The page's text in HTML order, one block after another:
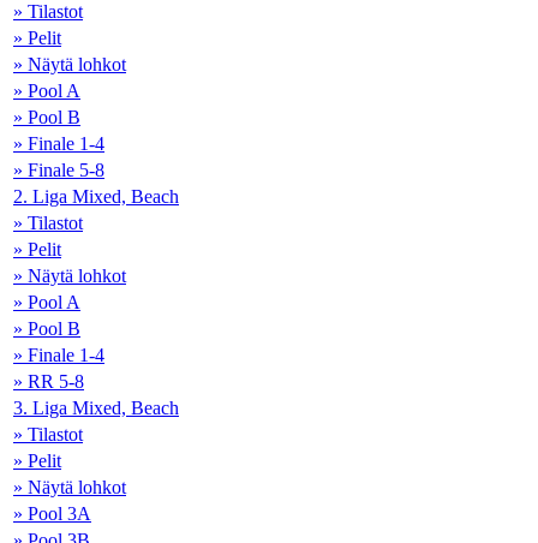
» Tilastot
» Pelit
» Näytä lohkot
» Pool A
» Pool B
» Finale 1-4
» Finale 5-8
2. Liga Mixed, Beach
» Tilastot
» Pelit
» Näytä lohkot
» Pool A
» Pool B
» Finale 1-4
» RR 5-8
3. Liga Mixed, Beach
» Tilastot
» Pelit
» Näytä lohkot
» Pool 3A